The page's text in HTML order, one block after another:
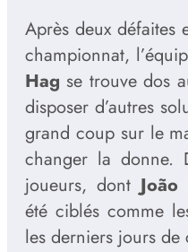
Après deux défaites
championnat,
Hag se trouve dos
disposer d’autres
grand coup sur le
changer la donne.
joueurs, dontJoão
été ciblés comme
les derniers jours de